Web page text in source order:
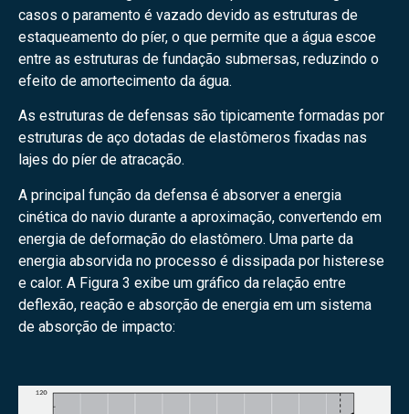
casos o paramento é vazado devido as estruturas de
estaqueamento do píer, o que permite que a água escoe
entre as estruturas de fundação submersas, reduzindo o
efeito de amortecimento da água.
As estruturas de defensas são tipicamente formadas por
estruturas de aço dotadas de elastômeros fixadas nas
lajes do píer de atracação.
A principal função da defensa é absorver a energia
cinética do navio durante a aproximação, convertendo em
energia de deformação do elastômero. Uma parte da
energia absorvida no processo é dissipada por histerese
e calor. A Figura 3 exibe um gráfico da relação entre
deflexão, reação e absorção de energia em um sistema
de absorção de impacto: